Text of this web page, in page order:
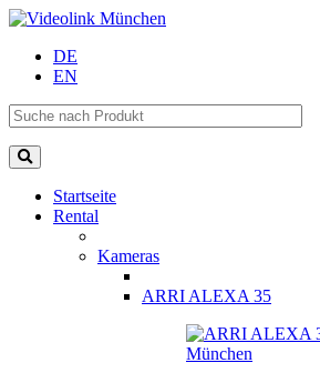
DE
EN
Startseite
Rental
Kameras
ARRI ALEXA 35